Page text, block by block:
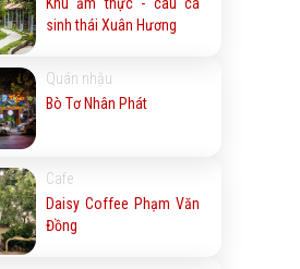
Khu ẩm thực - câu cá
sinh thái Xuân Hương
Quán nhậu
Bò Tơ Nhân Phát
Cafe
Daisy Coffee Phạm Văn
Đồng